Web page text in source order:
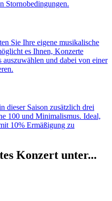
Stornobedingungen.
Sie Ihre eigene musikalische
es Ihnen, Konzerte
und dabei von einer
Saison zusätzlich drei
100 und Minimalismus. Ideal,
10% Ermäßigung zu
Konzert unter...